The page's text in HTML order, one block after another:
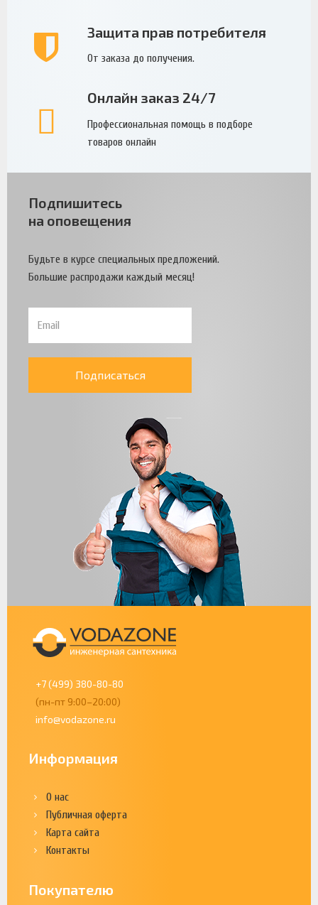
Защита прав потребителя
От заказа до получения.
Онлайн заказ 24/7
Профессиональная помощь в подборе
товаров онлайн
Подпишитесь
на оповещения
Будьте в курсе специальных предложений.
Большие распродажи каждый месяц!
Подписаться
+7 (499) 380-80-80
(пн-пт 9:00–20:00)
info@vodazone.ru
Информация
О нас
Публичная оферта
Карта сайта
Контакты
Покупателю